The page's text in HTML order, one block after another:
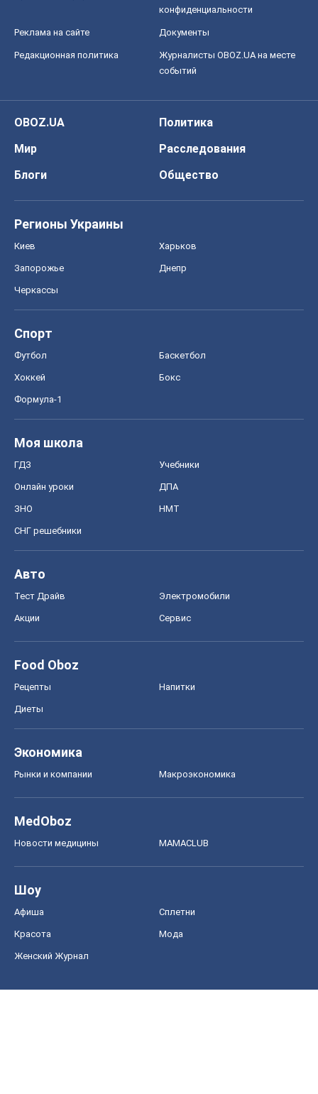
конфиденциальности
Реклама на сайте Документы
Редакционная политика
Журналисты OBOZ.UA на месте
событий
OBOZ.UA
Политика
Мир
Расследования
Блоги
Общество
Регионы Украины
Киев Харьков
Запорожье Днепр
Черкассы
Спорт
Футбол Баскетбол
Хоккей Бокс
Формула-1
Моя школа
ГДЗ Учебники
Онлайн уроки ДПА
ЗНО НМТ
СНГ решебники
Авто
Тест Драйв Электромобили
Акции Сервис
Food Oboz
Рецепты Напитки
Диеты
Экономика
Рынки и компании Mакроэкономика
MedOboz
Новости медицины MAMACLUB
Шоу
Афиша Сплетни
Красота Мода
Женский Журнал